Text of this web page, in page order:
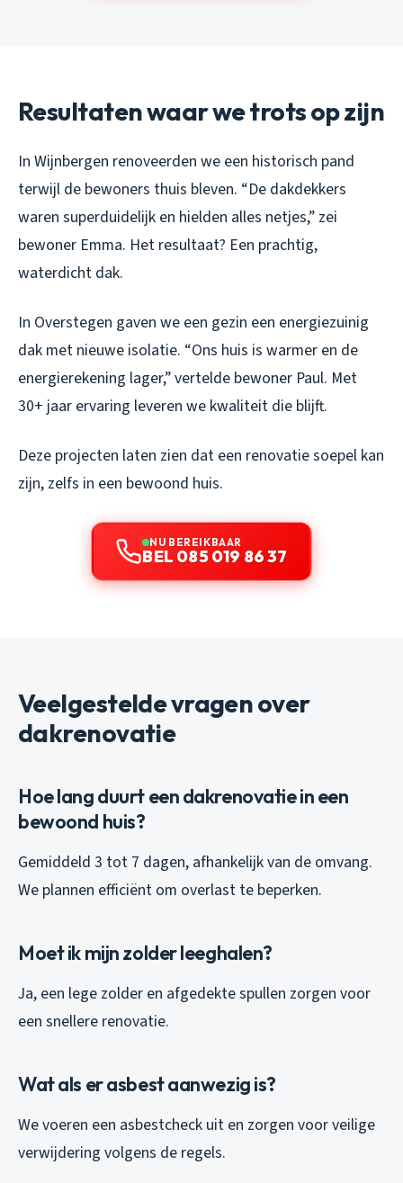
Resultaten waar we trots op zijn
In Wijnbergen renoveerden we een historisch pand
terwijl de bewoners thuis bleven. “De dakdekkers
waren superduidelijk en hielden alles netjes,” zei
bewoner Emma. Het resultaat? Een prachtig,
waterdicht dak.
In Overstegen gaven we een gezin een energiezuinig
dak met nieuwe isolatie. “Ons huis is warmer en de
energierekening lager,” vertelde bewoner Paul. Met
30+ jaar ervaring leveren we kwaliteit die blijft.
Deze projecten laten zien dat een renovatie soepel kan
zijn, zelfs in een bewoond huis.
NU BEREIKBAAR
BEL 085 019 86 37
Veelgestelde vragen over
dakrenovatie
Hoe lang duurt een dakrenovatie in een
bewoond huis?
Gemiddeld 3 tot 7 dagen, afhankelijk van de omvang.
We plannen efficiënt om overlast te beperken.
Moet ik mijn zolder leeghalen?
Ja, een lege zolder en afgedekte spullen zorgen voor
een snellere renovatie.
Wat als er asbest aanwezig is?
We voeren een asbestcheck uit en zorgen voor veilige
verwijdering volgens de regels.